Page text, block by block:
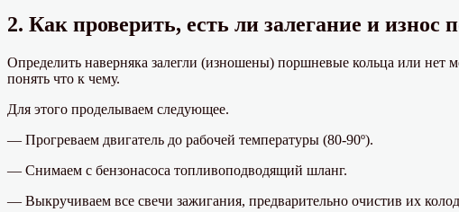
2. Как проверить, есть ли залегание и
Определить наверняка залегли (изношены) поршневые кольца или
понять что к чему.
Для этого проделываем следующее.
— Прогреваем двигатель до рабочей температуры (80-90º).
— Снимаем с бензонасоса топливоподводящий шланг.
— Выкручиваем все свечи зажигания, предварительно очистив их